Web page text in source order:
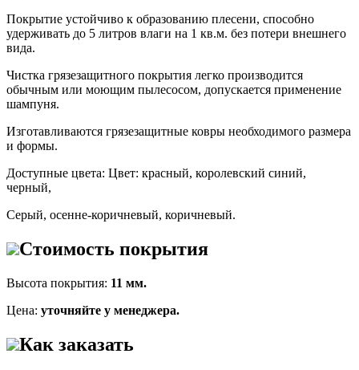
Покрытие устойчиво к образованию плесени, способно
удерживать до 5 литров влаги на 1 кв.м. без потери внешнего
вида.
Чистка грязезащитного покрытия легко производится
обычным или моющим пылесосом, допускается применение
шампуня.
Изготавливаются грязезащитные ковры необходимого размера
и формы.
Доступные цвета: Цвет: красный, королевский синий,
черный,
Серый, осенне-коричневый, коричневый.
Стоимость покрытия
Высота покрытия: 11 мм.
Цена: уточняйте у менеджера.
Как заказать